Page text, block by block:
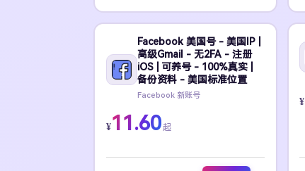
Facebook 美国号 - 美国IP |
高级Gmail - 无2FA - 注册
iOS | 可养号 - 100%真实 |
备份资料 - 美国标准位置
Facebook 新账号
¥11.60起
¥